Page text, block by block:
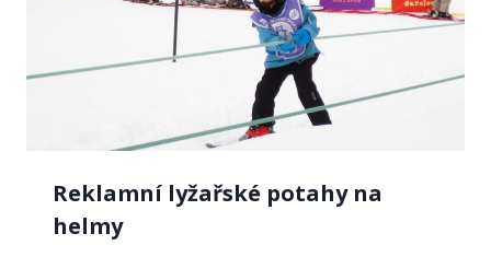
Reklamní lyžařské potahy na
helmy